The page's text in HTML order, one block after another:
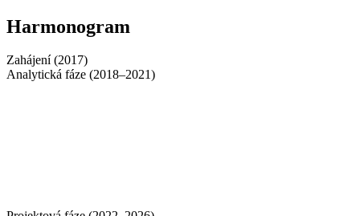
Harmonogram
Zahájení (2017)
Analytická fáze (2018–2021)